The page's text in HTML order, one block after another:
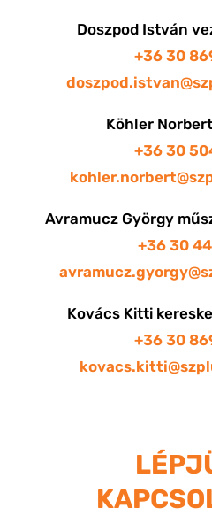
Doszpod István
+36 30
Köhler
+36 30
Avramucz György
+36 30
Kovács Kitti
+36 30